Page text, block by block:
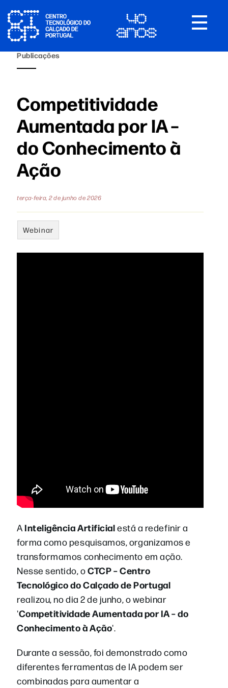
Toggle
Publicações
Competitividade
Aumentada por IA –
do Conhecimento à
Ação
terça-feira, 2 de junho de 2026
Webinar
AInteligência Artificialestá a redefinir a
forma como pesquisamos, organizamos e
transformamos conhecimento em ação.
Nesse sentido, oCTCP – Centro
Tecnológico do Calçado de Portugal
realizou, no dia 2 de junho, o webinar
'Competitividade Aumentada por IA – do
Conhecimento à Ação'.
Durante a sessão, foi demonstrado como
diferentes ferramentas de IA podem ser
combinadas para aumentar a